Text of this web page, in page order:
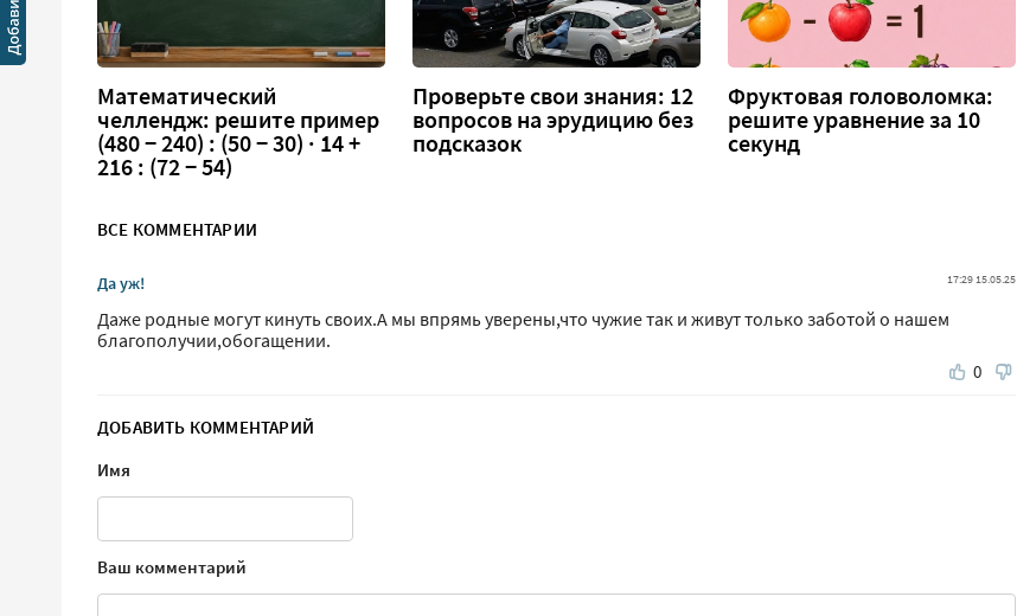
Математический
челлендж: решите пример
(480 − 240) : (50 − 30) · 14 +
216 : (72 − 54)
Проверьте свои знания: 12
вопросов на эрудицию без
подсказок
Фруктовая головоломка:
решите уравнение за 10
секунд
ВСЕ КОММЕНТАРИИ
Да уж! 17:29 15.05.25
Даже родные могут кинуть своих.А мы впрямь уверены,что чужие так и живут только заботой о нашем
благополучии,обогащении.
0
ДОБАВИТЬ КОММЕНТАРИЙ
Имя
Ваш комментарий